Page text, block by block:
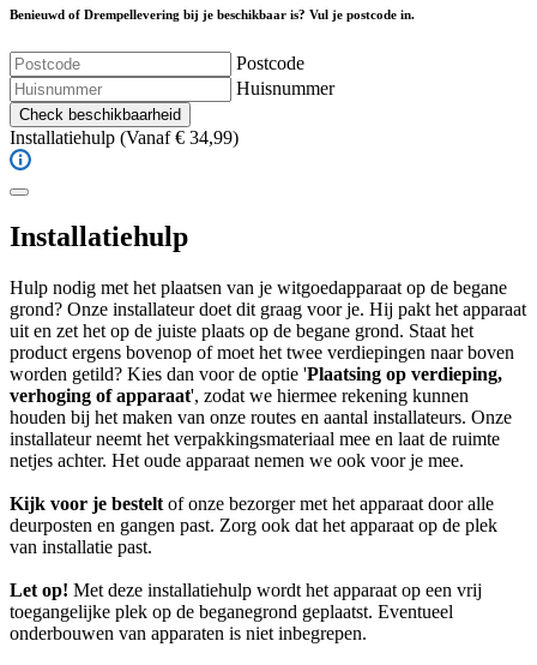
Benieuwd of Drempellevering bij je beschikbaar is? Vul je postcode in.
Postcode
Huisnummer
Check beschikbaarheid
Installatiehulp (Vanaf € 34,99)
Installatiehulp
Hulp nodig met het plaatsen van je witgoedapparaat op de begane
grond? Onze installateur doet dit graag voor je. Hij pakt het apparaat
uit en zet het op de juiste plaats op de begane grond. Staat het
product ergens bovenop of moet het twee verdiepingen naar boven
worden getild? Kies dan voor de optie 'Plaatsing op verdieping,
verhoging of apparaat', zodat we hiermee rekening kunnen
houden bij het maken van onze routes en aantal installateurs. Onze
installateur neemt het verpakkingsmateriaal mee en laat de ruimte
netjes achter. Het oude apparaat nemen we ook voor je mee.
Kijk voor je bestelt of onze bezorger met het apparaat door alle
deurposten en gangen past. Zorg ook dat het apparaat op de plek
van installatie past.
Let op! Met deze installatiehulp wordt het apparaat op een vrij
toegangelijke plek op de beganegrond geplaatst. Eventueel
onderbouwen van apparaten is niet inbegrepen.